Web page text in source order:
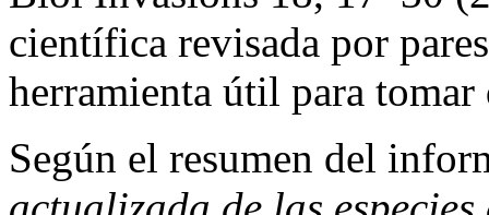
científica revisada por
herramienta útil para tomar
Según el resumen del